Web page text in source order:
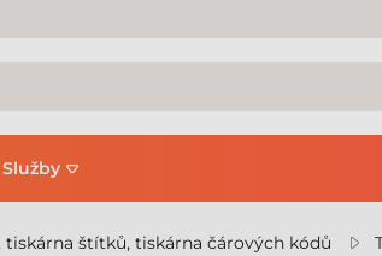
Služby
tiskárna štítků, tiskárna čárových kódů